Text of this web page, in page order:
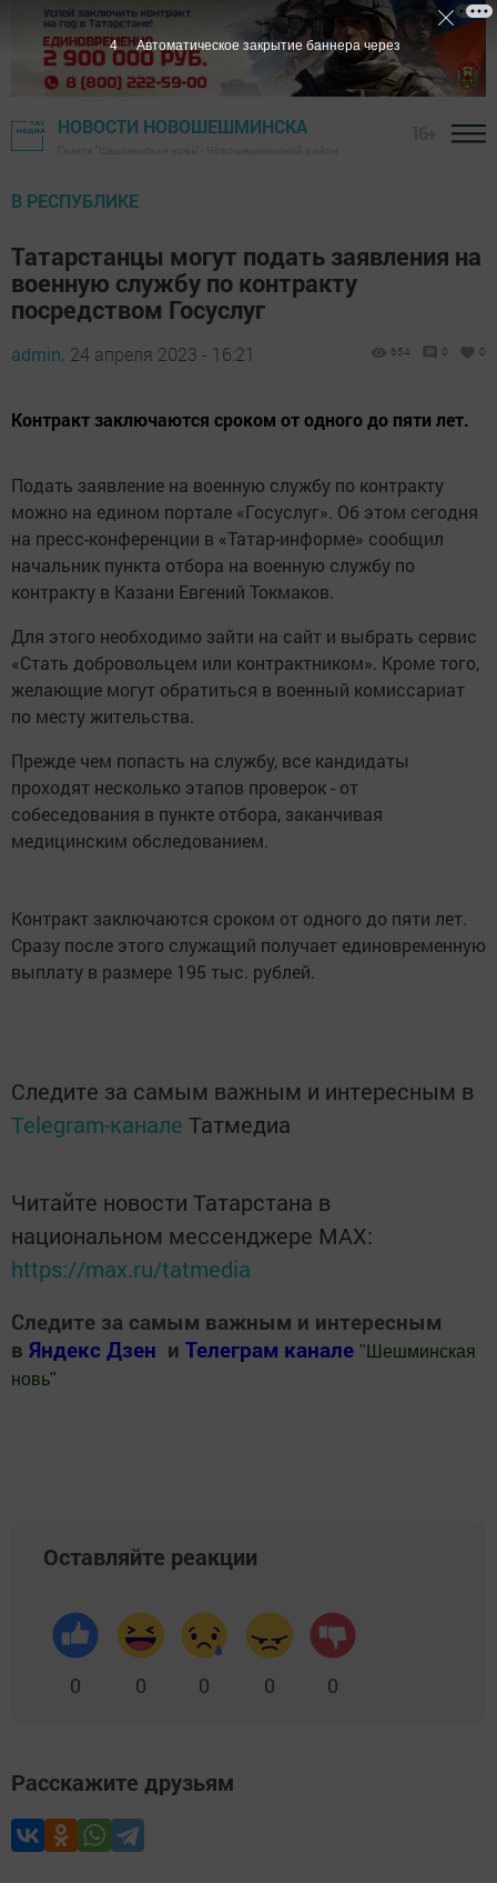
НОВОСТИ НОВОШЕШМИНСКА
В РЕСПУБЛИКЕ
Татарстанцы могут подать заявления на
военную службу по контракту
посредством Госуслуг
admin, 24 апреля 2023 - 16:21 654 0 0
Контракт заключаются сроком от одного до пяти лет.
Подать заявление на военную службу по контракту
можно на едином портале «Госуслуг». Об этом сегодня
на пресс-конференции в «Татар-информе» сообщил
начальник пункта отбора на военную службу по
контракту в Казани Евгений Токмаков.
Для этого необходимо зайти на сайт и выбрать сервис
«Стать добровольцем или контрактником». Кроме того,
желающие могут обратиться в военный комиссариат
по месту жительства.
Прежде чем попасть на службу, все кандидаты
проходят несколько этапов проверок - от
собеседования в пункте отбора, заканчивая
медицинским обследованием.
Контракт заключаются сроком от одного до пяти лет.
Сразу после этого служащий получает единовременную
выплату в размере 195 тыс. рублей.
Следите за самым важным и интересным в
Telegram-канале Татмедиа
Читайте новости Татарстана в
национальном мессенджере MАХ:
https://max.ru/tatmedia
Следите за самым важным и интересным
в Яндекс Дзен и Телеграм канале " Шешминская
новь"
Оставляйте реакции
0 0 0 0 0
Расскажите друзьям
2 Автоматическое закрытие баннера через